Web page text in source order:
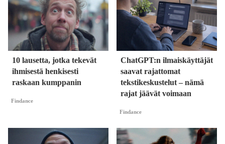
10 lausetta, jotka tekevät
ihmisestä henkisesti
raskaan kumppanin
Findance
ChatGPT:n ilmaiskäyttäjät
saavat rajattomat
tekstikeskustelut – nämä
rajat jäävät voimaan
Findance